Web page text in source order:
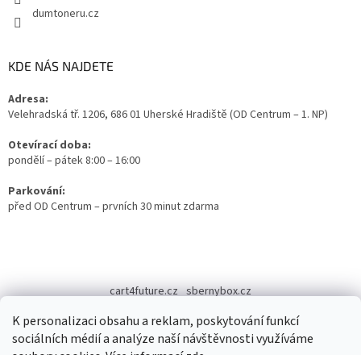
K personalizaci obsahu a reklam, poskytování funkcí
sociálních médií a analýze naší návštěvnosti využíváme
dumtoneru.cz
KDE NÁS NAJDETE
Adresa:
Velehradská tř. 1206, 686 01 Uherské Hradiště (OD Centrum – 1. NP)
Otevírací doba:
pondělí – pátek 8:00 – 16:00
Parkování:
před OD Centrum – prvních 30 minut zdarma
cart4future.cz sbernybox.cz